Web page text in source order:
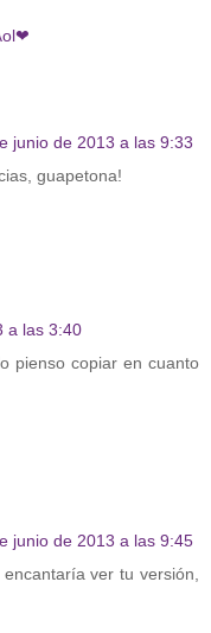
junio de 2013 a las 9:33
guapetona!
a las 3:40
pienso copiar en cuanto
junio de 2013 a las 9:45
ver tu versión,